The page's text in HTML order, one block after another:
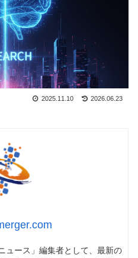
2025.11.10 2026.06.23
ュース」編集者として、最新の